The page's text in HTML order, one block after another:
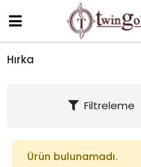
Hırka
Filtreleme
Ürün bulunamadı.